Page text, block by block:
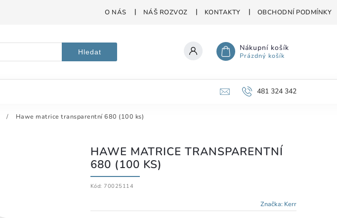
O NÁS NÁŠ ROZVOZ KONTAKTY OBCHODNÍ PODMÍNKY
Hledat Nákupní košík
Prázdný košík
481 324 342
/ Hawe matrice transparentní 680 (100 ks)
HAWE MATRICE TRANSPARENTNÍ
680 (100 KS)
Kód: 70025114
Značka: Kerr